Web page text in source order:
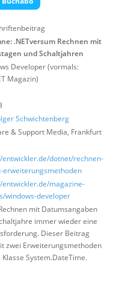
.NETversum Rechnen mit
und Schaltjahren
Developer (vormals:
Magazin)
Schwichtenberg
& Support Media, Frankfurt
entwickler.de/dotnet/rechnen-
erweiterungsmethoden
entwickler.de/magazine-
windows-developer
mit Datumsangaben
immer wieder eine
Dieser Beitrag
zwei Erweiterungsmethoden
System.DateTime.